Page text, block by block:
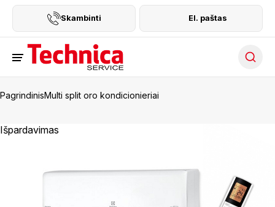
Skambinti El. paštas
PagrindinisMulti split oro kondicionieriai
Išpardavimas